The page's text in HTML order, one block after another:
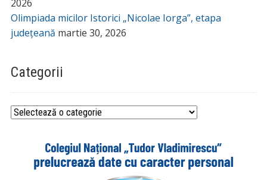
2026
Olimpiada micilor Istorici „Nicolae Iorga”, etapa
județeană martie 30, 2026
Categorii
Categorii